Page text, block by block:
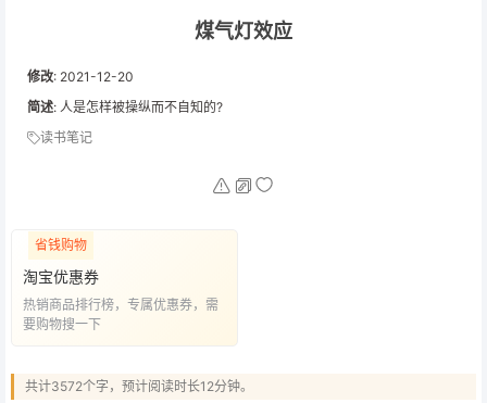
煤气灯效应
修改: 2021-12-20
简述: 人是怎样被操纵而不自知的?
读书笔记
省钱购物
淘宝优惠券
热销商品排行榜，专属优惠券，需
要购物搜一下
共计3572个字，预计阅读时长12分钟。